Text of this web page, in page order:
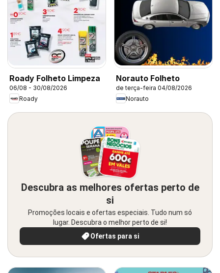
Roady Folheto Limpeza
06/08 - 30/08/2026
Roady
Norauto Folheto
de terça-feira 04/08/2026
Norauto
Descubra as melhores ofertas perto de
si
Promoções locais e ofertas especiais. Tudo num só
lugar. Descubra o melhor perto de si!
Ofertas para si